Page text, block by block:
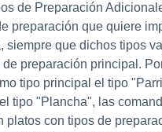
de Preparación
preparación que quiere
siempre que dichos tipos
preparación principal.
tipo principal el tipo
tipo "Plancha", las
platos con tipos de